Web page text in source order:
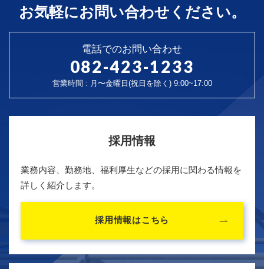
お気軽にお問い合わせください。
電話でのお問い合わせ
082-423-1233
営業時間 : 月〜金曜日(祝日を除く) 9:00~17:00
採用情報
業務内容、勤務地、福利厚生などの採用に関わる情報を
詳しく紹介します。
採用情報はこちら